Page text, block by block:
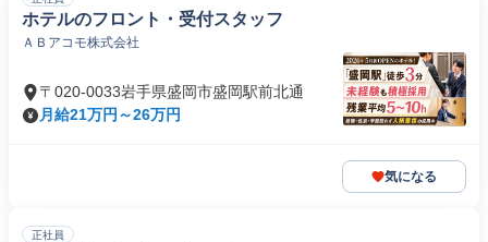
ホテルのフロント・受付スタッフ
ＡＢアコモ株式会社
〒020-0033岩手県盛岡市盛岡駅前北通
月給21万円～26万円
気になる
正社員